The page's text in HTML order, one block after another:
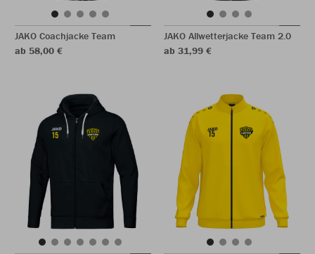
JAKO Coachjacke Team
ab 58,00 €
JAKO Allwetterjacke Team 2.0
ab 31,99 €